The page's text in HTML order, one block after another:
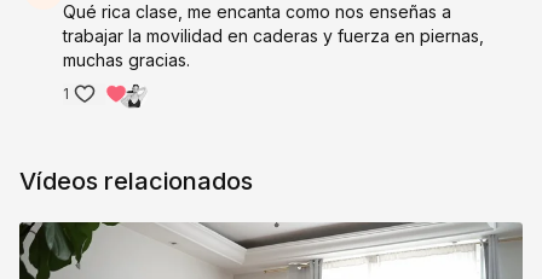
Qué rica clase, me encanta como nos enseñas a
trabajar la movilidad en caderas y fuerza en piernas,
muchas gracias.
1
Vídeos relacionados